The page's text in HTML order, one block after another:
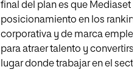
final del plan es que Mediaset
posicionamiento en los
corporativa y de marca
para atraer talento y
lugar donde trabajar en el